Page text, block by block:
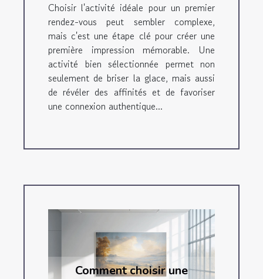
Choisir l'activité idéale pour un premier
rendez-vous peut sembler complexe,
mais c'est une étape clé pour créer une
première impression mémorable. Une
activité bien sélectionnée permet non
seulement de briser la glace, mais aussi
de révéler des affinités et de favoriser
une connexion authentique...
Comment choisir une